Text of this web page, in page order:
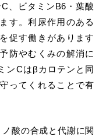
、ビタミンB6・葉酸
す。利尿作用のある
促す働きがあります
防やむくみの解消に
ンCはβカロテンと同
ってくれることで有
酸の合成と代謝に関